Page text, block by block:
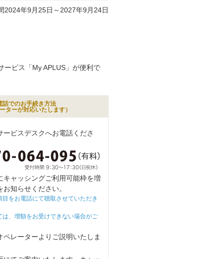
年9月25日～2027年9月24日
ービス「My APLUS」が便利で
話でのお手続き方法
ターが対応いたします）
ービスデスクへお電話くださ
キャッシングご利用可能枠を増
知らせください。
をお電話にて聴取させていただき
、増額をお受けできない場合がご
ペレーターよりご説明いたしま